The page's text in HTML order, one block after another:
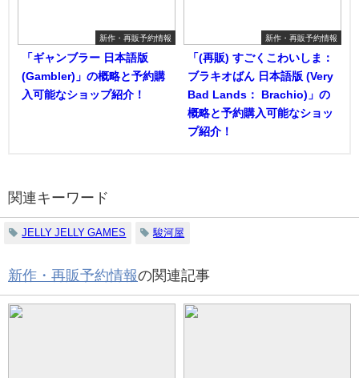
新作・再販予約情報
「ギャンブラー 日本語版
(Gambler)」の概略と予約購
入可能なショップ紹介！
新作・再販予約情報
「(再販) すごくこわいしま：
ブラキオばん 日本語版 (Very
Bad Lands： Brachio)」の
概略と予約購入可能なショッ
プ紹介！
関連キーワード
JELLY JELLY GAMES 駿河屋
新作・再販予約情報の関連記事